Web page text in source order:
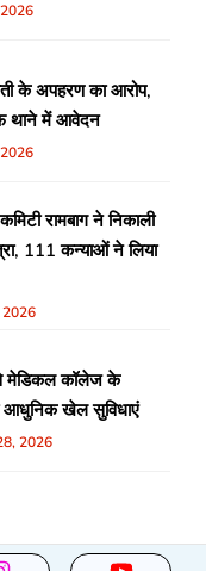
के अपहरण का आरोप,
थाने में आवेदन
रामबाग ने निकाली
111 कन्याओं ने लिया
2026
मेडिकल कॉलेज के
आधुनिक खेल सुविधाएं
2026